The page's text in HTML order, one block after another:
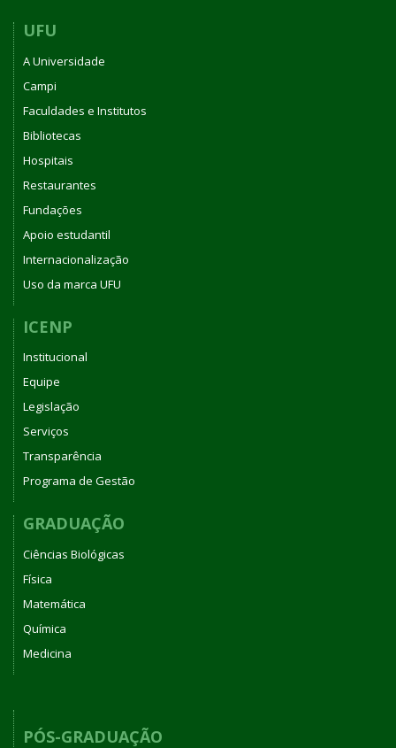
UFU
A Universidade
Campi
Faculdades e Institutos
Bibliotecas
Hospitais
Restaurantes
Fundações
Apoio estudantil
Internacionalização
Uso da marca UFU
ICENP
Institucional
Equipe
Legislação
Serviços
Transparência
Programa de Gestão
GRADUAÇÃO
Ciências Biológicas
Física
Matemática
Química
Medicina
PÓS-GRADUAÇÃO